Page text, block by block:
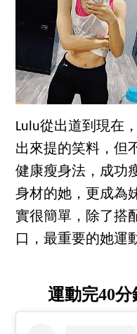
Lulu從出道到現在
出來提的笑料，但
健康瘦身法，成功
身材的她，更成為
實很簡單，除了搭
口，最重要的她運
運動完40